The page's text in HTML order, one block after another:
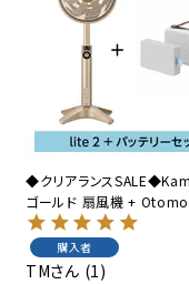
◆クリアランス
ゴールド 扇風機 + Otomo
購入者
TM 1